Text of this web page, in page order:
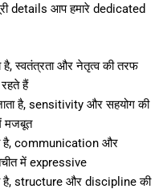
details आप हमारे dedicated
है, स्वतंत्रता और नेतृत्व की तरफ
हैं
है, sensitivity और सहयोग की
मजबूत
है, communication और
में expressive
है, structure और discipline की